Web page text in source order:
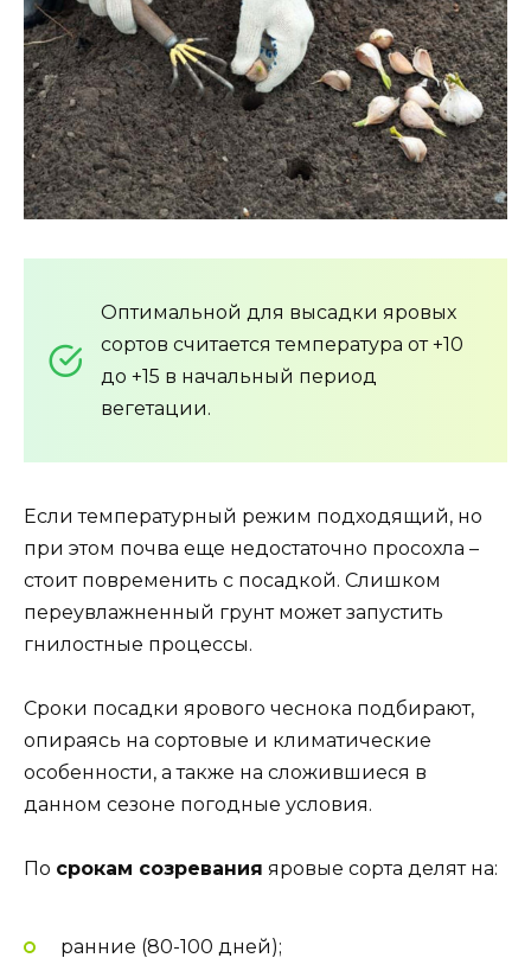
Оптимальной для высадки яровых
сортов считается температура от +10
до +15 в начальный период
вегетации.
Если температурный режим подходящий, но
при этом почва еще недостаточно просохла –
стоит повременить с посадкой. Слишком
переувлажненный грунт может запустить
гнилостные процессы.
Сроки посадки ярового чеснока подбирают,
опираясь на сортовые и климатические
особенности, а также на сложившиеся в
данном сезоне погодные условия.
По срокам созревания яровые сорта делят на:
ранние (80-100 дней);